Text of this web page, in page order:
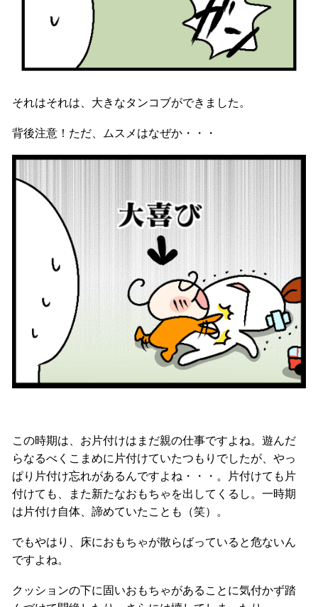
それはそれは、大きなタンコブができました。
背後注意！ただ、ムスメはなぜか・・・
この時期は、お片付けはまだ親の仕事ですよね。遊んだ
らなるべくこまめに片付けていたつもりでしたが、やっ
ぱり片付け忘れがあるんですよね・・・。片付けても片
付けても、また新たなおもちゃを出してくるし。一時期
は片付け自体、諦めていたことも（笑）。
でもやはり、床におもちゃが散らばっていると危ないん
ですよね。
クッションの下に固いおもちゃがあることに気付かず踏